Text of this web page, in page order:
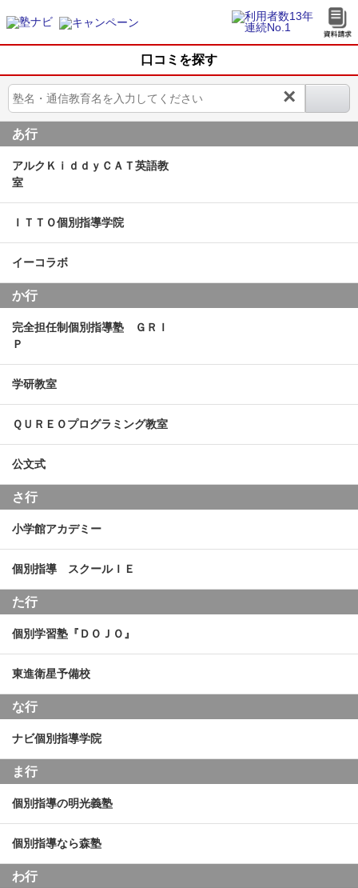
口コミを探す
×
あ行
アルクＫｉｄｄｙＣＡＴ英語教
室
ＩＴＴＯ個別指導学院
イーコラボ
か行
完全担任制個別指導塾 ＧＲＩ
Ｐ
学研教室
ＱＵＲＥＯプログラミング教室
公文式
さ行
小学館アカデミー
個別指導 スクールＩＥ
た行
個別学習塾『ＤＯＪＯ』
東進衛星予備校
な行
ナビ個別指導学院
ま行
個別指導の明光義塾
個別指導なら森塾
わ行